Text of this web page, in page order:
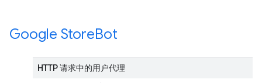
Google StoreBot
HTTP 请求中的用户代理